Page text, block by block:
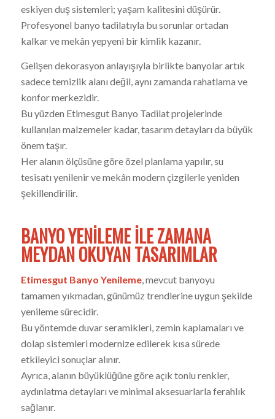
eskiyen duş sistemleri; yaşam kalitesini düşürür.
Profesyonel banyo tadilatıyla bu sorunlar ortadan
kalkar ve mekân yepyeni bir kimlik kazanır.
Gelişen dekorasyon anlayışıyla birlikte banyolar artık
sadece temizlik alanı değil, aynı zamanda rahatlama ve
konfor merkezidir.
Bu yüzden Etimesgut Banyo Tadilat projelerinde
kullanılan malzemeler kadar, tasarım detayları da büyük
önem taşır.
Her alanın ölçüsüne göre özel planlama yapılır, su
tesisatı yenilenir ve mekân modern çizgilerle yeniden
şekillendirilir.
BANYO YENILEME ILE ZAMANA
MEYDAN OKUYAN TASARIMLAR
Etimesgut Banyo Yenileme, mevcut banyoyu
tamamen yıkmadan, günümüz trendlerine uygun şekilde
yenileme sürecidir.
Bu yöntemde duvar seramikleri, zemin kaplamaları ve
dolap sistemleri modernize edilerek kısa sürede
etkileyici sonuçlar alınır.
Ayrıca, alanın büyüklüğüne göre açık tonlu renkler,
aydınlatma detayları ve minimal aksesuarlarla ferahlık
sağlanır.